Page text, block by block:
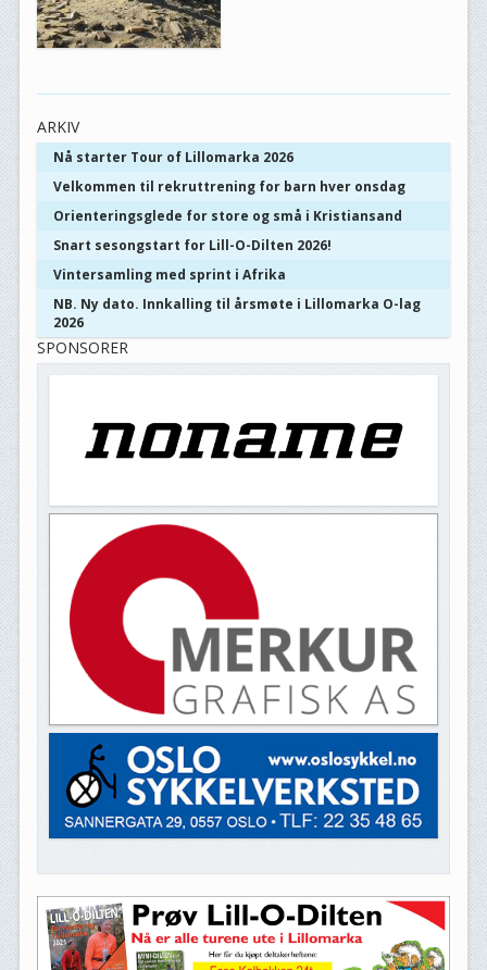
ARKIV
Nå starter Tour of Lillomarka 2026
Velkommen til rekruttrening for barn hver onsdag
Orienteringsglede for store og små i Kristiansand
Snart sesongstart for Lill-O-Dilten 2026!
Vintersamling med sprint i Afrika
NB. Ny dato. Innkalling til årsmøte i Lillomarka O-lag
2026
SPONSORER